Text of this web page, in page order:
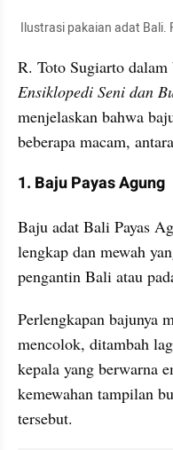
Ilustrasi pakaian adat Bali.
Ensiklopedi Seni dan
menjelaskan bahwa
beberapa macam,
1. Baju Payas Agung
Baju adat Bali Payas
lengkap dan mewah
pengantin Bali atau
Perlengkapan bajunya
mencolok, ditambah
kepala yang berwarna
kemewahan tampilan
tersebut.